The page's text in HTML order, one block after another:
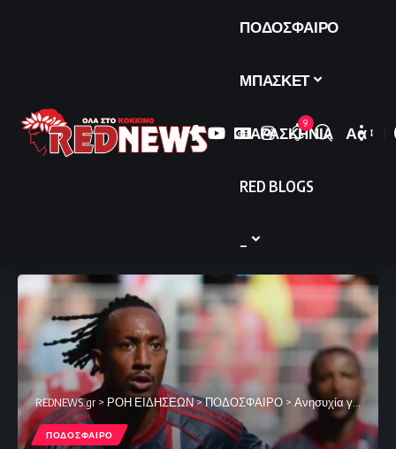
ΠΟΔΟΣΦΑΙΡΟ
ΜΠΑΣΚΕΤ
ΠΑΡΑΣΚΗΝΙΑ
RED BLOGS
9
Font
Αα
REDNEWS.gr > ΡΟΗ ΕΙΔΗΣΕΩΝ>ΠΟΔΟΣΦΑΙΡΟ > Ανησυχία για Ζέλσον στον Ολυμπιακό
ΠΟΔΟΣΦΑΙΡΟ